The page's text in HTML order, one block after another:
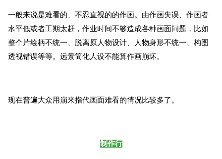
一般来说是难看的、不忍直视的的作画。由作画失误、作画者
水平低或者工期太赶，作业时间不够造成各种画面问题，比如
整个片绘柄不统一、脱离原人物设计、人物身形不统一、构图
透视错误等等。远景简化人设不能算作画崩坏。
现在普遍大众用崩来指代画面难看的情况比较多了。
制作行